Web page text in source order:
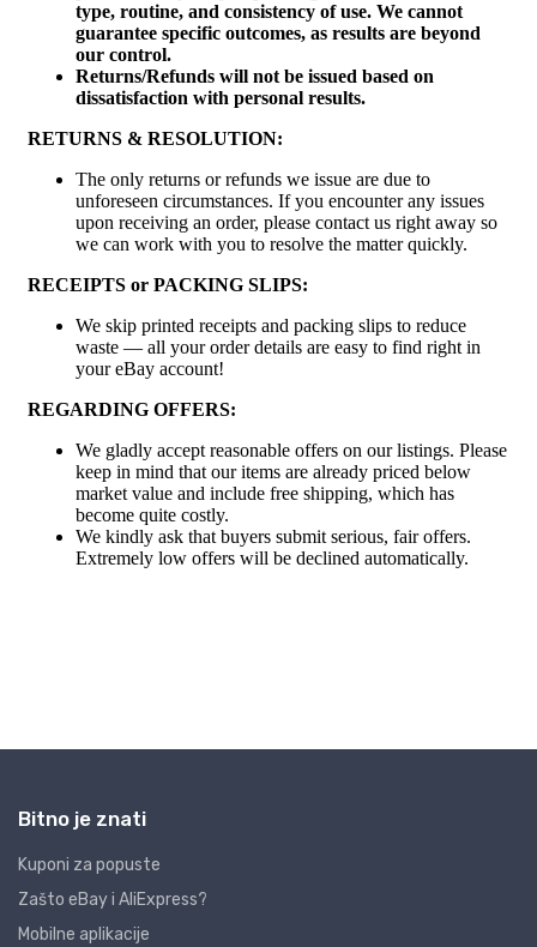
Bitno je znati
Kuponi za popuste
Zašto eBay i AliExpress?
Mobilne aplikacije